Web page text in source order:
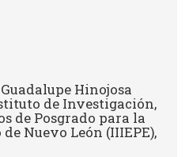
Hinojosa
de Investigación,
de Posgrado para la
Nuevo León (IIIEPE),